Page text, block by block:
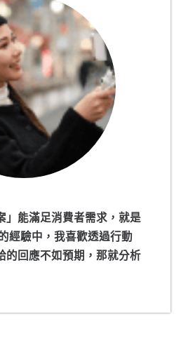
」能滿足消費者需求，就是
經驗中，我喜歡透過行動
的回應不如預期，那就分析